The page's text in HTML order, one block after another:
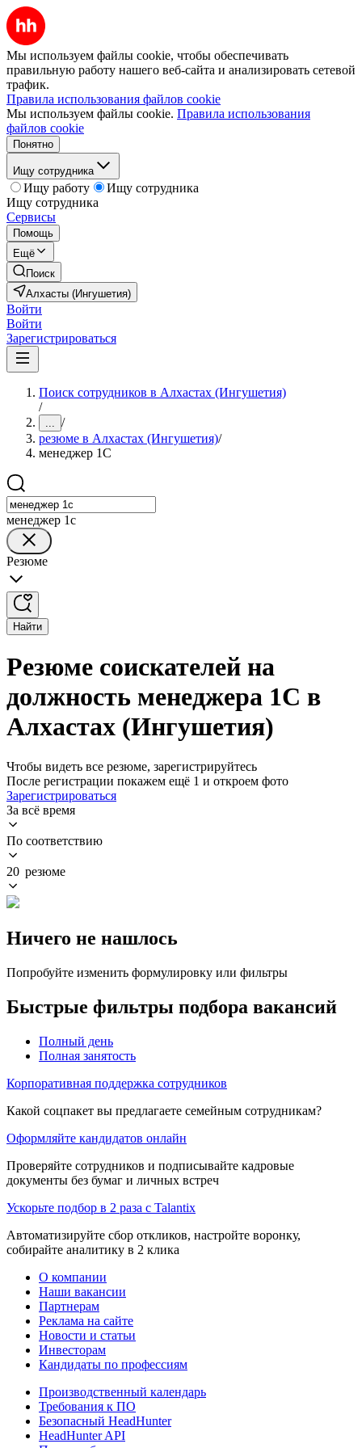
Мы используем файлы cookie, чтобы обеспечивать
правильную работу нашего веб-сайта и анализировать сетевой
трафик.
Правила использования файлов cookie
Мы используем файлы cookie. Правила использования
файлов cookie
Понятно
Ищу сотрудника
Ищу работу
Ищу сотрудника
Ищу сотрудника
Сервисы
Помощь
Ещё
Поиск
Алхасты (Ингушетия)
Войти
Войти
Зарегистрироваться
Поиск сотрудников в Алхастах (Ингушетия)
/
... /
резюме в Алхастах (Ингушетия)/
менеджер 1С
менеджер 1с
Резюме
Найти
Резюме соискателей на
должность менеджера 1С в
Алхастах (Ингушетия)
Чтобы видеть все резюме, зарегистрируйтесь
После регистрации покажем ещё 1 и откроем фото
Зарегистрироваться
За всё время
По соответствию
20 резюме
Ничего не нашлось
Попробуйте изменить формулировку или фильтры
Быстрые фильтры подбора вакансий
Полный день
Полная занятость
Корпоративная поддержка сотрудников
Какой соцпакет вы предлагаете семейным сотрудникам?
Оформляйте кандидатов онлайн
Проверяйте сотрудников и подписывайте кадровые
документы без бумаг и личных встреч
Ускорьте подбор в 2 раза с Talantix
Автоматизируйте сбор откликов, настройте воронку,
собирайте аналитику в 2 клика
О компании
Наши вакансии
Партнерам
Реклама на сайте
Новости и статьи
Инвесторам
Кандидаты по профессиям
Производственный календарь
Требования к ПО
Безопасный HeadHunter
HeadHunter API